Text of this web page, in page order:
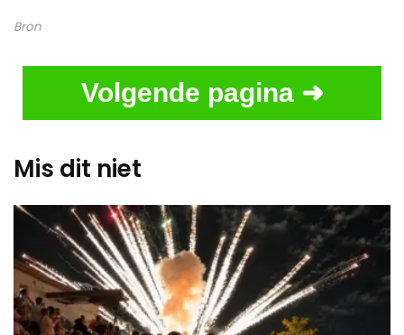
Bron
Volgende pagina ➜
Mis dit niet